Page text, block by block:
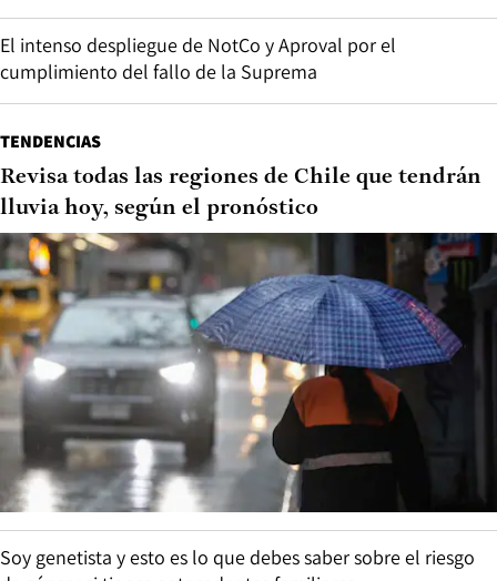
El intenso despliegue de NotCo y Aproval por el
cumplimiento del fallo de la Suprema
TENDENCIAS
Revisa todas las regiones de Chile que tendrán
lluvia hoy, según el pronóstico
Soy genetista y esto es lo que debes saber sobre el riesgo